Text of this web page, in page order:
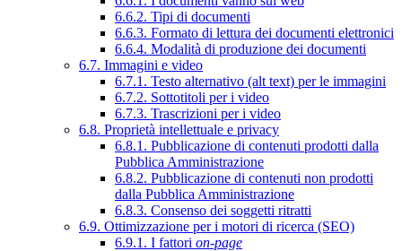
6.6.2. Tipi di documenti
6.6.3. Formato di lettura dei documenti elettronici
6.6.4. Modalità di produzione dei documenti
6.7. Immagini e video
6.7.1. Testo alternativo (alt text) per le immagini
6.7.2. Sottotitoli per i video
6.7.3. Trascrizioni per i video
6.8. Proprietà intellettuale e privacy
6.8.1. Pubblicazione di contenuti prodotti dalla
Pubblica Amministrazione
6.8.2. Pubblicazione di contenuti non prodotti
dalla Pubblica Amministrazione
6.8.3. Consenso dei soggetti ritratti
6.9. Ottimizzazione per i motori di ricerca (SEO)
6.9.1. I fattori on-page